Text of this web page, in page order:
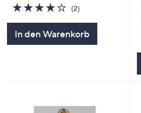
4.0
von
(2)2
In den Warenkorb